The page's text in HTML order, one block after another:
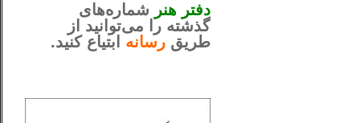
دفتر هنر شماره‌های
گذشته را می‌توانید از
طریق رسانه ابتیاع کنید.